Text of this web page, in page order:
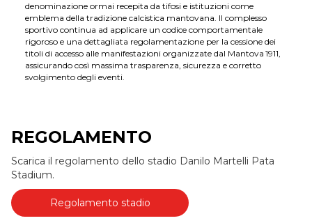
denominazione ormai recepita da tifosi e istituzioni come
emblema della tradizione calcistica mantovana. Il complesso
sportivo continua ad applicare un codice comportamentale
rigoroso e una dettagliata regolamentazione per la cessione dei
titoli di accesso alle manifestazioni organizzate dal Mantova 1911,
assicurando così massima trasparenza, sicurezza e corretto
svolgimento degli eventi.
REGOLAMENTO
Scarica il regolamento dello stadio Danilo Martelli Pata
Stadium.
Regolamento stadio